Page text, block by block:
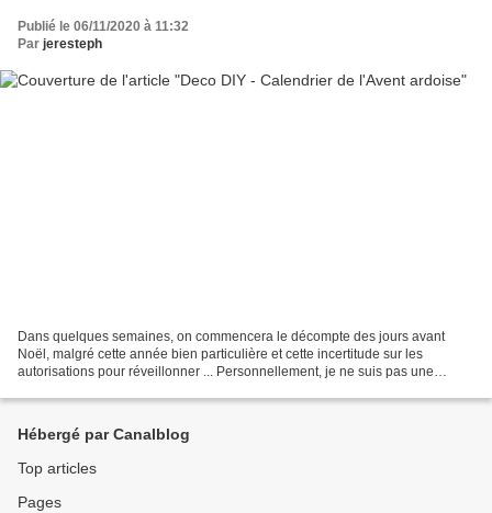
Publié le 06/11/2020 à 11:32
Par jeresteph
Dans quelques semaines, on commencera le décompte des jours avant
Noël, malgré cette année bien particulière et cette incertitude sur les
autorisations pour réveillonner ... Personnellement, je ne suis pas une
Hébergé par Canalblog
Top articles
Pages